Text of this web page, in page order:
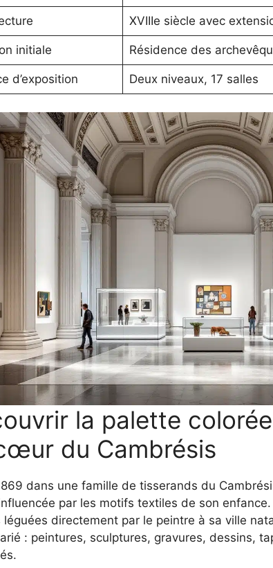
XVIIIe siècle avec
initiale Résidence des
d’exposition Deux niveaux, 17 salles
la palette
du Cambrésis
dans une famille de tisserands du
par les motifs textiles de son
directement par le peintre à sa ville
: peintures, sculptures, gravures, dessins,